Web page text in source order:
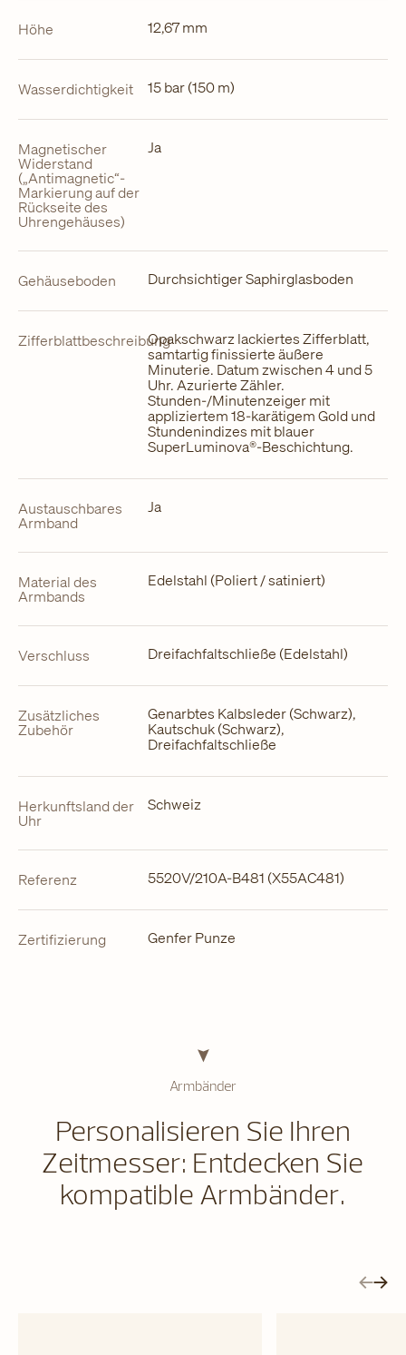
Höhe 12,67 mm
Wasserdichtigkeit 15 bar (150 m)
Magnetischer
Widerstand
(„Antimagnetic“-
Markierung auf der
Rückseite des
Uhrengehäuses)
Ja
Gehäuseboden Durchsichtiger Saphirglasboden
ZifferblattbeschreibungOpakschwarz lackiertes Zifferblatt,
samtartig finissierte äußere
Minuterie. Datum zwischen 4 und 5
Uhr. Azurierte Zähler.
Stunden-/Minutenzeiger mit
appliziertem 18-karätigem Gold und
Stundenindizes mit blauer
SuperLuminova®-Beschichtung.
Austauschbares
Armband
Ja
Material des
Armbands
Edelstahl (Poliert / satiniert)
Verschluss Dreifachfaltschließe (Edelstahl)
Zusätzliches
Zubehör
Genarbtes Kalbsleder (Schwarz),
Kautschuk (Schwarz),
Dreifachfaltschließe
Herkunftsland der
Uhr
Schweiz
Referenz 5520V/210A-B481 (X55AC481)
Zertifizierung Genfer Punze
Armbänder
Personalisieren Sie Ihren
Zeitmesser: Entdecken Sie
kompatible Armbänder.